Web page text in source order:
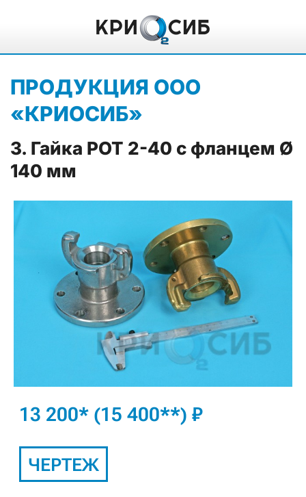
ПРОДУКЦИЯ ООО
«КРИОСИБ»
3. Гайка РОТ 2-40 с фланцем Ø
140 мм
13 200* (15 400**) ₽
ЧЕРТЕЖ